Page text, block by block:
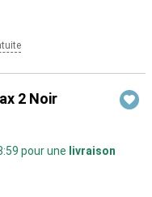
2 Noir
pour une livraison